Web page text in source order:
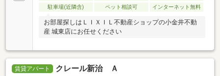
駐車場(近隣含)
ペット相談可 インターネット無料
お部屋探しはＬＩＸＩＬ不動産ショップの小金井不動
産 城東店にお任せください
賃貸アパート クレール新治 Ａ